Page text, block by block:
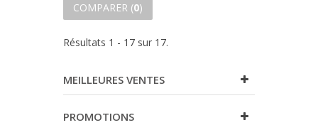
COMPARER (0)
Résultats 1 - 17 sur 17.
MEILLEURES VENTES
PROMOTIONS